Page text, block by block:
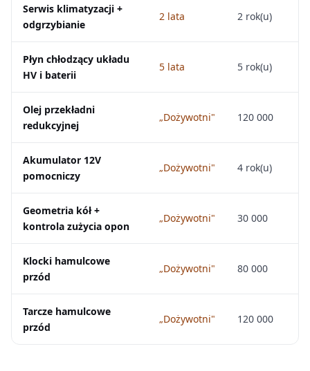
Serwis klimatyzacji +
odgrzybianie
2 lata 2 rok(u)
Płyn chłodzący układu
HV i baterii
5 lata 5 rok(u)
Olej przekładni
redukcyjnej
„Dożywotni" 120 000
Akumulator 12V
pomocniczy
„Dożywotni" 4 rok(u)
Geometria kół +
kontrola zużycia opon
„Dożywotni" 30 000
Klocki hamulcowe
przód
„Dożywotni" 80 000
Tarcze hamulcowe
przód
„Dożywotni" 120 000